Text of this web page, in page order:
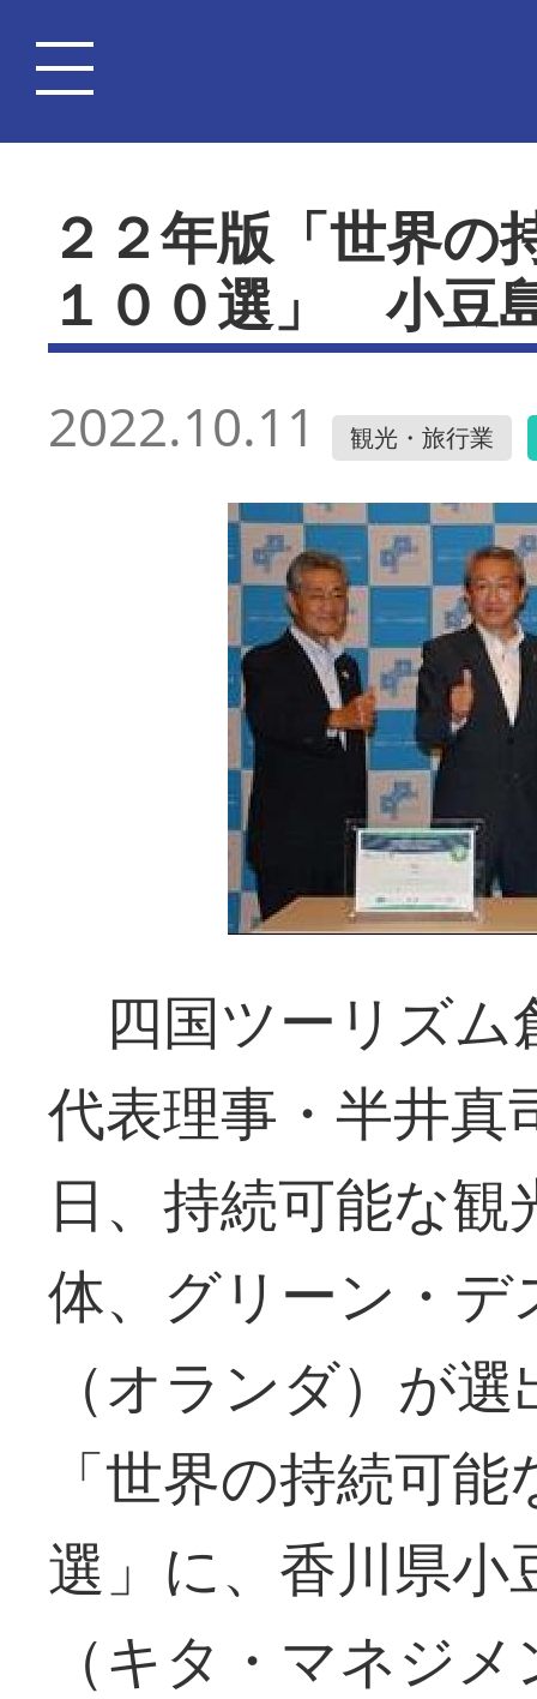
２２年版「世界の
１００選」 小豆
2022.10.11 観光・旅行業
四国ツーリズム
代表理事・半井真
日、持続可能な
体、グリーン・
（オランダ）が
「世界の持続可
選」に、香川県小
（キタ・マネジ